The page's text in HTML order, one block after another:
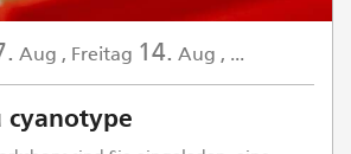
Aug , Freitag 14. Aug , ...
cyanotype